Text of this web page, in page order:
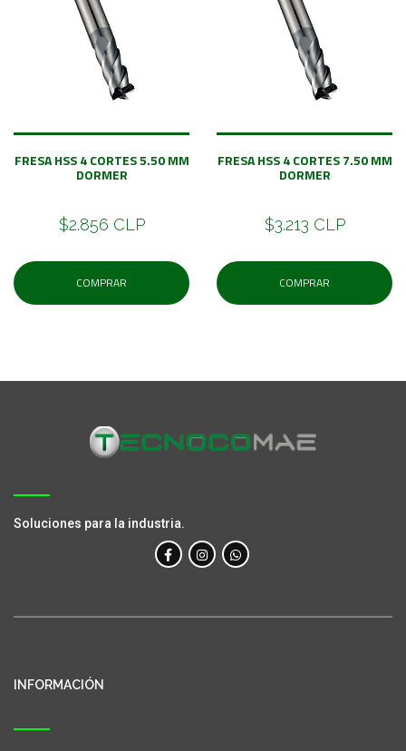
FRESA HSS 4 CORTES 5.50 MM
DORMER
$2.856 CLP
COMPRAR
FRESA HSS 4 CORTES 7.50 MM
DORMER
$3.213 CLP
COMPRAR
Soluciones para la industria.
INFORMACIÓN